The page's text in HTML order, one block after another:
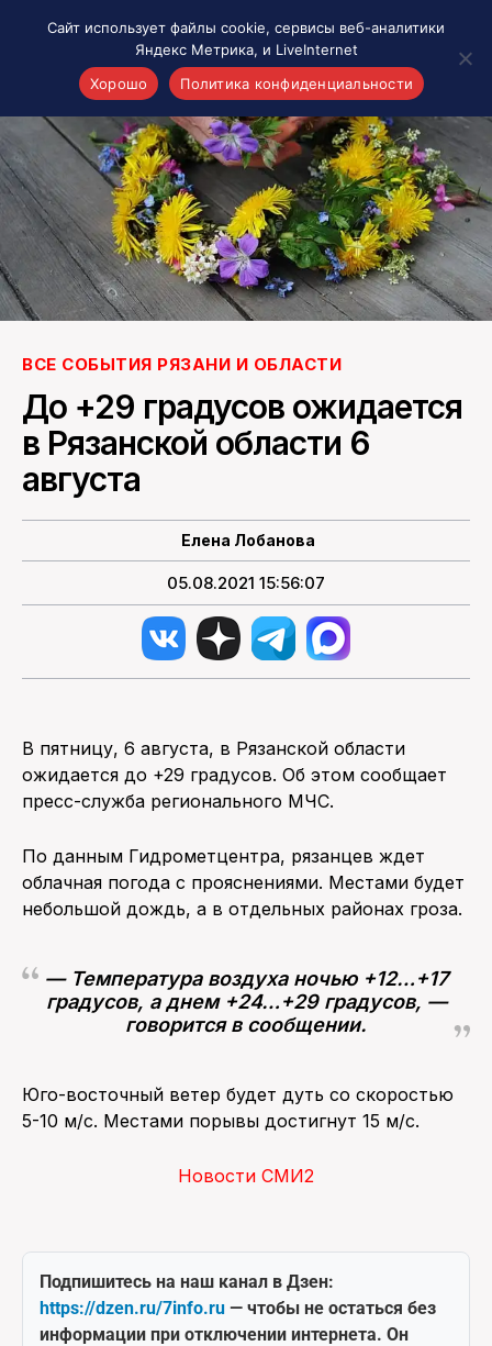
Акценты
Материалы о Рязани и области
Проекты 7 инфо
Здоровье
Интересное
Новости кино и ТВ
Новости России
Политика
Все материалы 7инфо
О НАС
ПОИСК ПО САЙТУ
ВСЕ СОБЫТИЯ РЯЗАНИ И ОБЛАСТИ
До +29 градусов ожидается
в Рязанской области 6
августа
Елена Лобанова
05.08.2021 15:56:07
В пятницу, 6 августа, в Рязанской области
ожидается до +29 градусов. Об этом сообщает
пресс-служба регионального МЧС.
По данным Гидрометцентра, рязанцев ждет
облачная погода с прояснениями. Местами будет
небольшой дождь, а в отдельных районах гроза.
— Температура воздуха ночью +12…+17
градусов, а днем +24…+29 градусов, —
говорится в сообщении.
Юго-восточный ветер будет дуть со скоростью
5-10 м/с. Местами порывы достигнут 15 м/с.
Новости СМИ2
Подпишитесь на наш канал в Дзен:
https://dzen.ru/7info.ru — чтобы не остаться без
информации при отключении интернета. Он
Сайт использует файлы cookie, сервисы веб-аналитики
Яндекс Метрика, и LiveInternet
Хорошо
Политика конфиденциальности